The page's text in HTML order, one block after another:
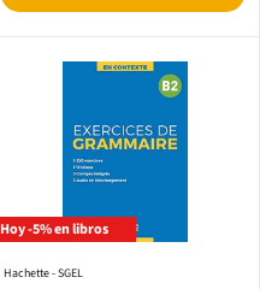
Hoy -5% en libros
Hachette - SGEL